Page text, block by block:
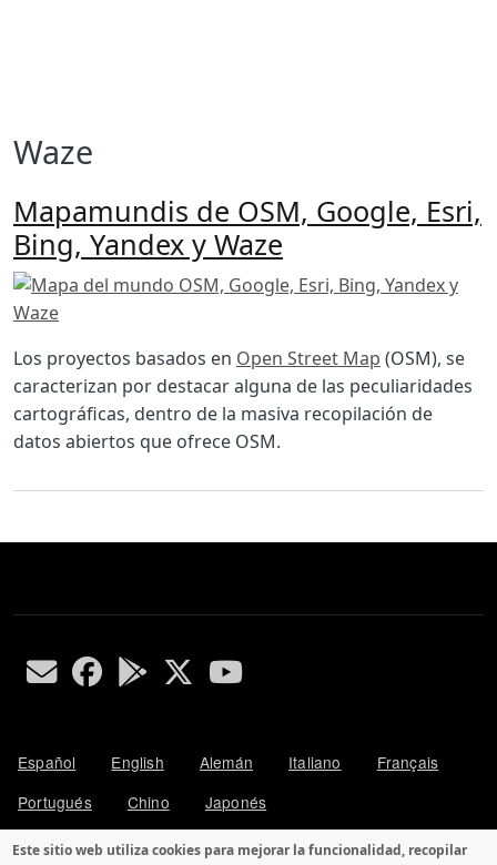
Waze
Mapamundis de OSM, Google, Esri,
Bing, Yandex y Waze
Imagen
Body
Los proyectos basados en Open Street Map (OSM), se
caracterizan por destacar alguna de las peculiaridades
cartográficas, dentro de la masiva recopilación de
datos abiertos que ofrece OSM.
Español English Alemán Italiano
Français
Portugués
Chino Japonés
Este sitio web utiliza cookies para mejorar la funcionalidad, recopilar